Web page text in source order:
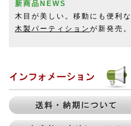
新商品NEWS
木目が美しい。移動にも便利な
木製パーティション が新発売。